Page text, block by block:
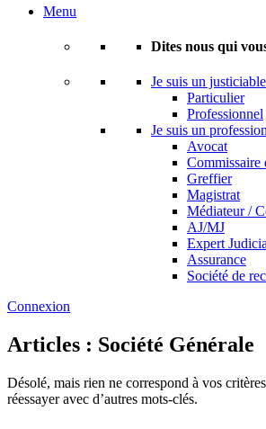
Menu
Dites nous qui
Je suis un
Particulier
Professionnel
Je suis un
Avocat
Commissaire
Greffier
Magistrat
Médiateur /
AJ/MJ
Expert
Assurance
Société de
Connexion
Articles : Société Générale
Désolé, mais rien ne correspond à vos
réessayer avec d’autres mots-clés.